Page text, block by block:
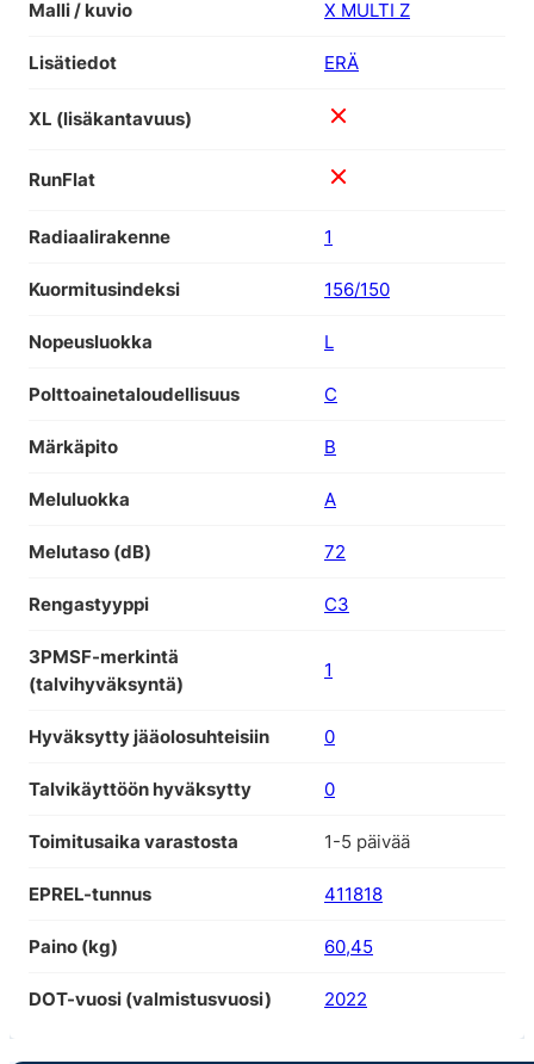
Malli / kuvio X MULTI Z
Lisätiedot ERÄ
XL (lisäkantavuus)
RunFlat
Radiaalirakenne 1
Kuormitusindeksi 156/150
Nopeusluokka L
Polttoainetaloudellisuus C
Märkäpito B
Meluluokka A
Melutaso (dB) 72
Rengastyyppi C3
3PMSF-merkintä
(talvihyväksyntä)
1
Hyväksytty jääolosuhteisiin 0
Talvikäyttöön hyväksytty 0
Toimitusaika varastosta 1-5 päivää
EPREL-tunnus 411818
Paino (kg) 60,45
DOT-vuosi (valmistusvuosi) 2022